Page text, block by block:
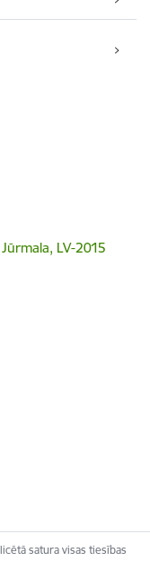
LV-2015
satura visas tiesības